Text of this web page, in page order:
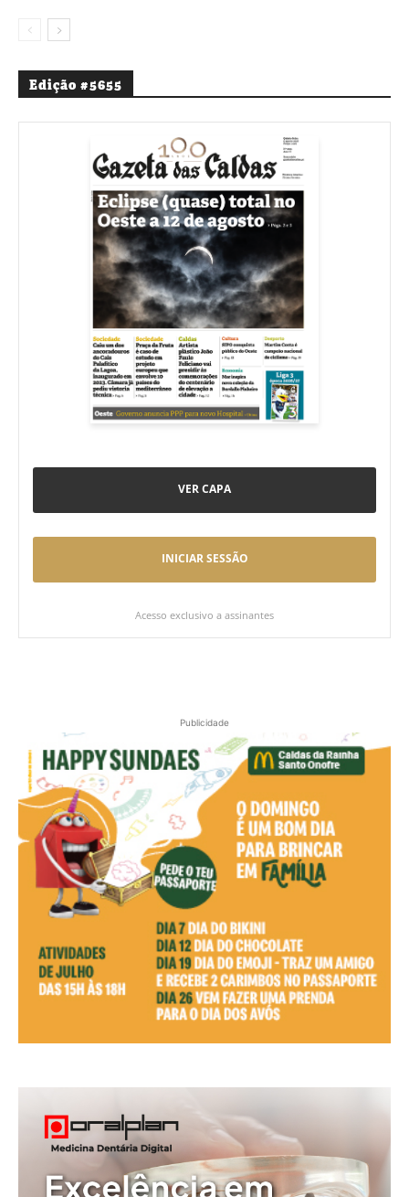
Edição #5655
VER CAPA
INICIAR SESSÃO
Acesso exclusivo a assinantes
Publicidade